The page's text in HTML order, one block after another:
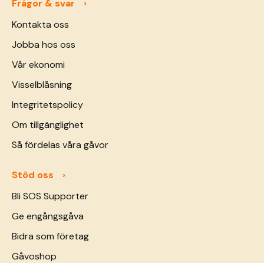
Frågor & svar
Kontakta oss
Jobba hos oss
Vår ekonomi
Visselblåsning
Integritetspolicy
Om tillgänglighet
Så fördelas våra gåvor
Stöd oss
Bli SOS Supporter
Ge engångsgåva
Bidra som företag
Gåvoshop